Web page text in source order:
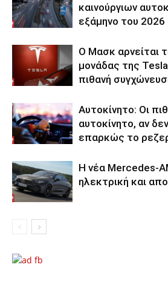
καινούργιων
εξάμηνο του 2026
Ο Μασκ αρνείται
μονάδας της Tesla
πιθανή
Αυτοκίνητο: Οι
αυτοκίνητο, αν
επαρκώς το
Η νέα Mercedes-
ηλεκτρική και